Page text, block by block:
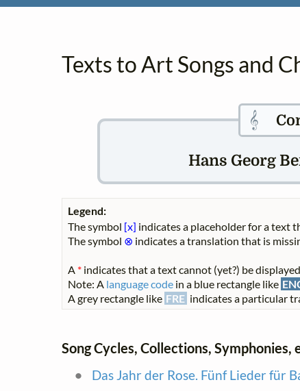
Texts to Art Songs and
𝄞
Hans Georg
Legend:
The symbol [x] indicates a placeholder for a text
The symbol ⊗ indicates a translation that is
A * indicates that a text cannot (yet?) be
Note: A language code in a blue rectangle like
A grey rectangle like FRE indicates a particular
Song Cycles, Collections, Symphonies,
Das Jahr der Rose. Fünf Lieder für